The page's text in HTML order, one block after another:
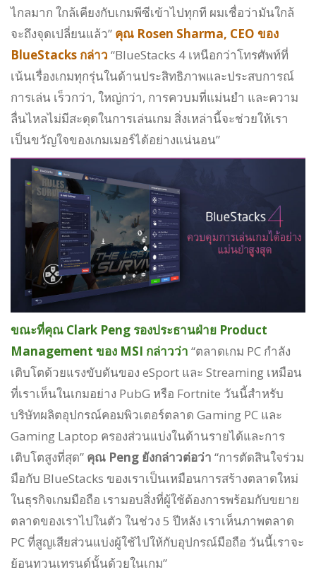
ไกลมาก ใกล้เคียงกับเกมพีซีเข้าไปทุกที ผมเชื่อว่ามันใกล้
จะถึงจุดเปลี่ยนแล้ว” คุณ Rosen Sharma, CEO ของ
BlueStacks กล่าว “BlueStacks 4 เหนือกว่าโทรศัพท์ที่
เน้นเรื่องเกมทุกรุ่นในด้านประสิทธิภาพและประสบการณ์
การเล่น เร็วกว่า, ใหญ่กว่า, การควบมที่แม่นยำ และความ
ลื่นไหลไม่มีสะดุดในการเล่นเกม สิ่งเหล่านี้จะช่วยให้เรา
เป็นขวัญใจของเกมเมอร์ได้อย่างแน่นอน”
ขณะที่คุณ Clark Peng รองประธานฝ่าย Product
Management ของ MSI กล่าวว่า “ตลาดเกม PC กำลัง
เติบโตด้วยแรงขับดันของ eSport และ Streaming เหมือน
ที่เราเห็นในเกมอย่าง PubG หรือ Fortnite วันนี้สำหรับ
บริษัทผลิตอุปกรณ์คอมพิวเตอร์ตลาด Gaming PC และ
Gaming Laptop ครองส่วนแบ่งในด้านรายได้และการ
เติบโตสูงที่สุด” คุณ Peng ยังกล่าวต่อว่า “การตัดสินใจร่วม
มือกับ BlueStacks ของเราเป็นเหมือนการสร้างตลาดใหม่
ในธุรกิจเกมมือถือ เรามอบสิ่งที่ผู้ใช้ต้องการพร้อมกับขยาย
ตลาดของเราไปในตัว ในช่วง 5 ปีหลัง เราเห็นภาพตลาด
PC ที่สูญเสียส่วนแบ่งผู้ใช้ไปให้กับอุปกรณ์มือถือ วันนี้เราจะ
ย้อนทวนเทรนด์นั้นด้วยในเกม”